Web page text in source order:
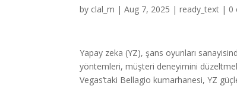
by clal_m |Aug 7, 2025 |ready_text | 0
Yapay zeka (YZ), şans oyunları
yöntemleri, müşteri deneyimini düzeltmek
Vegas’taki Bellagio kumarhanesi, YZ